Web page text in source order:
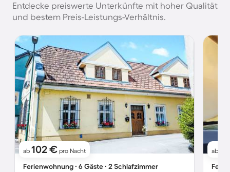
Entdecke preiswerte Unterkünfte mit hoher Qualität
und bestem Preis-Leistungs-Verhältnis.
ab 102 € pro Nacht
Ferienwohnung ∙ 6 Gäste ∙ 2 Schlafzimmer
ab